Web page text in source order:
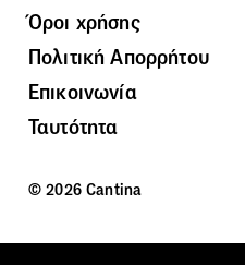
Όροι χρήσης
Πολιτική Απορρήτου
Επικοινωνία
Ταυτότητα
© 2026 Cantina